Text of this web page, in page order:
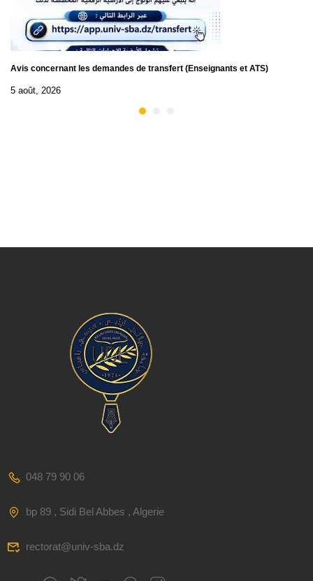
Avis concernant les demandes de transfert (Enseignants et ATS)
5 août, 2026
048 79 90 06
bp 89 , Sidi Bel Abbes , Algerie
rectorat@univ-sba.dz